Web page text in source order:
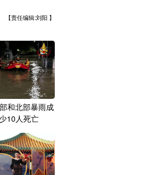
【责任编辑:刘阳 】
和北部暴雨成
10人死亡